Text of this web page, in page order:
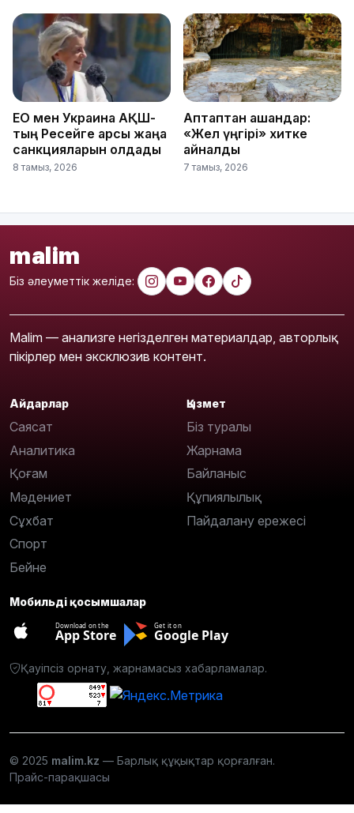
ЕО мен Украина АҚШ-
тың Ресейге қарсы жаңа
санкцияларын қолдады
8 тамыз, 2026
Аптаптан қашқандар:
«Жел үңгірі» хитке
айналды
7 тамыз, 2026
malim
Біз әлеуметтік желіде:
Malim — анализге негізделген материалдар, авторлық
пікірлер мен эксклюзив контент.
Айдарлар
Саясат
Аналитика
Қоғам
Мәдениет
Сұхбат
Спорт
Бейне
Қызмет
Біз туралы
Жарнама
Байланыс
Құпиялылық
Пайдалану ережесі
Мобильді қосымшалар
Download on the
App Store
Get it on
Google Play
Қауіпсіз орнату, жарнамасыз хабарламалар.
© 2025 malim.kz — Барлық құқықтар қорғалған.
Прайс-парақшасы